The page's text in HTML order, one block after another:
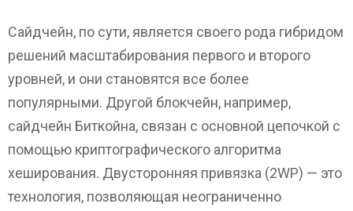
Сайдчейн, по сути, является своего рода гибридом
решений масштабирования первого и второго
уровней, и они становятся все более
популярными. Другой блокчейн, например,
сайдчейн Биткойна, связан с основной цепочкой с
помощью криптографического алгоритма
хеширования. Двусторонняя привязка (2WP) — это
технология, позволяющая неограниченно